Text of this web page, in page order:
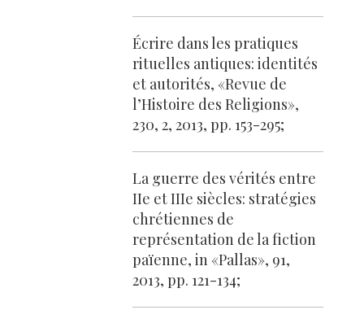
Écrire dans les pratiques
rituelles antiques: identités
et autorités, «Revue de
l’Histoire des Religions»,
230, 2, 2013, pp. 153-295;
La guerre des vérités entre
IIe et IIIe siècles: stratégies
chrétiennes de
représentation de la fiction
païenne, in «Pallas», 91,
2013, pp. 121-134;